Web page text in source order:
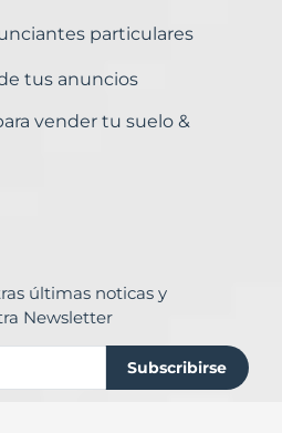
particulares
tus anuncios
vender tu suelo &
últimas noticas y
Newsletter
Subscribirse